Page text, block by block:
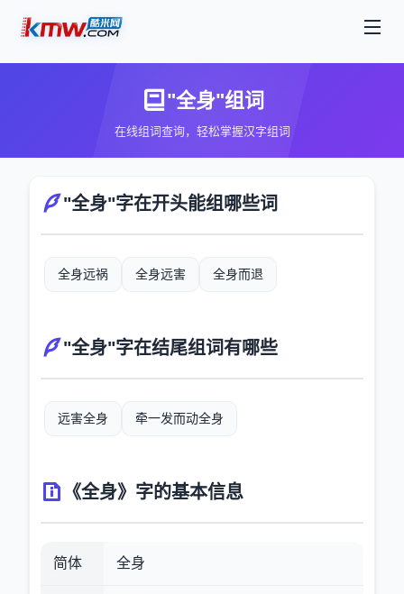
"全身"组词
在线组词查询，轻松掌握汉字组词
"全身"字在开头能组哪些词
全身远祸 全身远害 全身而退
"全身"字在结尾组词有哪些
远害全身 牵一发而动全身
《全身》字的基本信息
简体 全身